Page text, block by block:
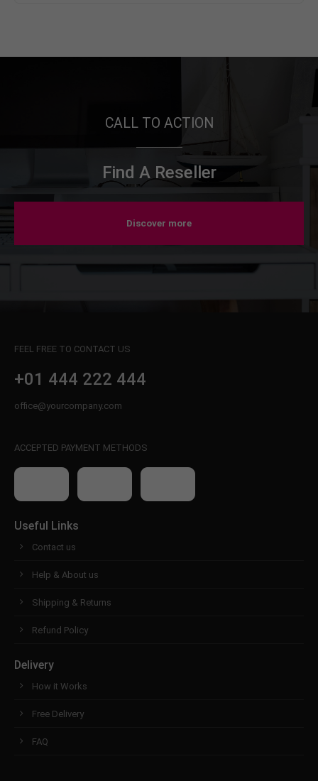
CALL TO ACTION
Find A Reseller
Discover more
FEEL FREE TO CONTACT US
+01 444 222 444
office@yourcompany.com
ACCEPTED PAYMENT METHODS
Useful Links
Contact us
Help & About us
Shipping & Returns
Refund Policy
Delivery
How it Works
Free Delivery
FAQ